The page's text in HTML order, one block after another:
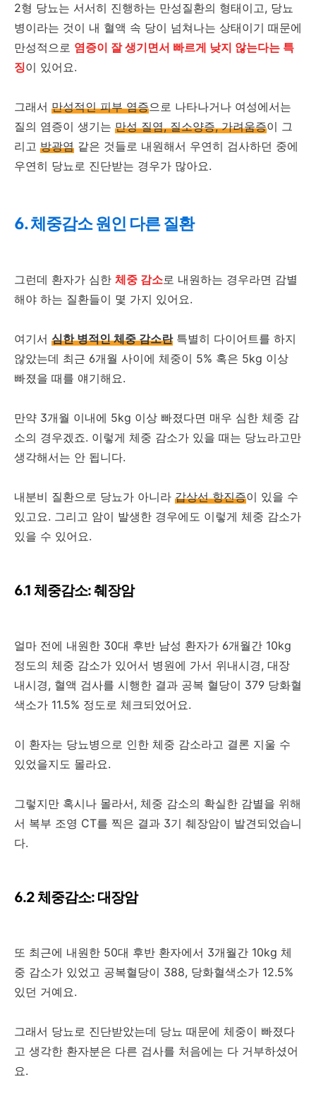
2형 당뇨는 서서히 진행하는 만성질환의 형태이고, 당뇨
병이라는 것이 내 혈액 속 당이 넘쳐나는 상태이기 때문에
만성적으로 염증이 잘 생기면서 빠르게 낮지 않는다는 특
징이 있어요.
그래서 만성적인 피부 염증으로 나타나거나 여성에서는
질의 염증이 생기는 만성 질염, 질소양증, 가려움증이 그
리고 방광염 같은 것들로 내원해서 우연히 검사하던 중에
우연히 당뇨로 진단받는 경우가 많아요.
6. 체중감소 원인 다른 질환
그런데 환자가 심한 체중 감소로 내원하는 경우라면 감별
해야 하는 질환들이 몇 가지 있어요.
여기서 심한 병적인 체중 감소란특별히 다이어트를 하지
않았는데 최근 6개월 사이에 체중이 5% 혹은 5kg 이상
빠졌을 때를 얘기해요.
만약 3개월 이내에 5kg 이상 빠졌다면 매우 심한 체중 감
소의 경우겠죠. 이렇게 체중 감소가 있을 때는 당뇨라고만
생각해서는 안 됩니다.
내분비 질환으로 당뇨가 아니라 갑상선 항진증이 있을 수
있고요. 그리고 암이 발생한 경우에도 이렇게 체중 감소가
있을 수 있어요.
6.1 체중감소: 췌장암
얼마 전에 내원한 30대 후반 남성 환자가 6개월간 10kg
정도의 체중 감소가 있어서 병원에 가서 위내시경, 대장
내시경, 혈액 검사를 시행한 결과 공복 혈당이 379 당화혈
색소가 11.5% 정도로 체크되었어요.
이 환자는 당뇨병으로 인한 체중 감소라고 결론 지울 수
있었을지도 몰라요.
그렇지만 혹시나 몰라서, 체중 감소의 확실한 감별을 위해
서 복부 조영 CT를 찍은 결과 3기 췌장암이 발견되었습니
다.
6.2 체중감소: 대장암
또 최근에 내원한 50대 후반 환자에서 3개월간 10kg 체
중 감소가 있었고 공복혈당이 388, 당화혈색소가 12.5%
있던 거예요.
그래서 당뇨로 진단받았는데 당뇨 때문에 체중이 빠졌다
고 생각한 환자분은 다른 검사를 처음에는 다 거부하셨어
요.